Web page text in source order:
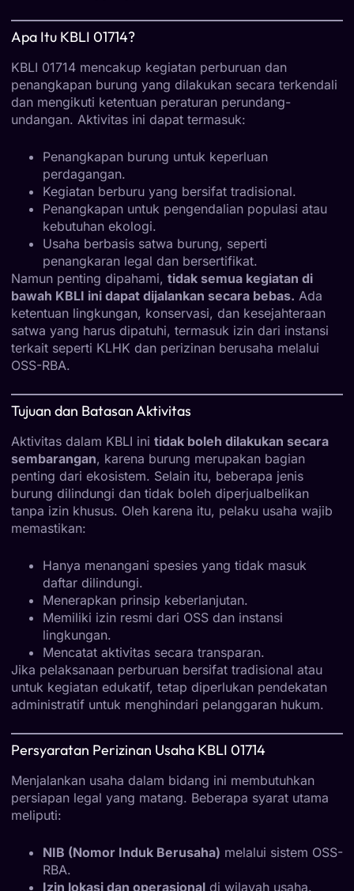
Apa Itu KBLI 01714?
KBLI 01714 mencakup kegiatan perburuan dan
penangkapan burung yang dilakukan secara terkendali
dan mengikuti ketentuan peraturan perundang-
undangan. Aktivitas ini dapat termasuk:
Penangkapan burung untuk keperluan
perdagangan.
Kegiatan berburu yang bersifat tradisional.
Penangkapan untuk pengendalian populasi atau
kebutuhan ekologi.
Usaha berbasis satwa burung, seperti
penangkaran legal dan bersertifikat.
Namun penting dipahami, tidak semua kegiatan di
bawah KBLI ini dapat dijalankan secara bebas. Ada
ketentuan lingkungan, konservasi, dan kesejahteraan
satwa yang harus dipatuhi, termasuk izin dari instansi
terkait seperti KLHK dan perizinan berusaha melalui
OSS-RBA.
Tujuan dan Batasan Aktivitas
Aktivitas dalam KBLI ini tidak boleh dilakukan secara
sembarangan, karena burung merupakan bagian
penting dari ekosistem. Selain itu, beberapa jenis
burung dilindungi dan tidak boleh diperjualbelikan
tanpa izin khusus. Oleh karena itu, pelaku usaha wajib
memastikan:
Hanya menangani spesies yang tidak masuk
daftar dilindungi.
Menerapkan prinsip keberlanjutan.
Memiliki izin resmi dari OSS dan instansi
lingkungan.
Mencatat aktivitas secara transparan.
Jika pelaksanaan perburuan bersifat tradisional atau
untuk kegiatan edukatif, tetap diperlukan pendekatan
administratif untuk menghindari pelanggaran hukum.
Persyaratan Perizinan Usaha KBLI 01714
Menjalankan usaha dalam bidang ini membutuhkan
persiapan legal yang matang. Beberapa syarat utama
meliputi:
NIB (Nomor Induk Berusaha) melalui sistem OSS-
RBA.
Izin lokasi dan operasional di wilayah usaha.